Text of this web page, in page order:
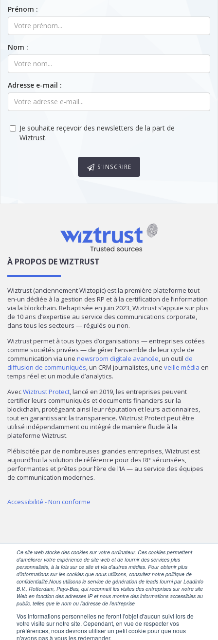
Ce site web stocke des cookies sur votre ordinateur. Ces cookies permettent
d'améliorer votre expérience de site web et de fournir des services plus
personnalisés, à la fois sur ce site et via d'autres médias. Pour obtenir plus
d'informations sur les cookies que nous utilisons, consultez notre politique de
confidentialité.Nous utilisons le service de génération de leads fourni par Leadinfo
B.V., Rotterdam, Pays-Bas, qui reconnaît les visites des entreprises sur notre site
Web en fonction des adresses IP et nous montre des informations accessibles au
public, telles que le nom ou l’adresse de l’entreprise
Vos informations personnelles ne feront l'objet d'aucun suivi lors de
votre visite sur notre site. Cependant, en vue de respecter vos
préférences, nous devrons utiliser un petit cookie pour que nous
n'ayons pas à vous les redemander.
Prénom :
Nom :
Adresse e-mail :
Je souhaite reçevoir des newsletters de la part de
Wiztrust.
S'INSCRIRE
À PROPOS DE WIZTRUST
Wiztrust (anciennement Wiztopic) est la première plateforme tout-
en-un dédiée à la gestion des RP et à la certification de l’information
via la blockchain. Rebaptisée en juin 2023, Wiztrust s’appuie sur plus
de 10 ans d’expertise au service des communications corporate,
dans tous les secteurs — régulés ou non.
Wiztrust permet à tous types d’organisations — entreprises cotées
comme sociétés privées — de gérer l’ensemble de leur cycle de
communication via une newsroom digitale avancée, un outil de
diffusion de communiqués, un CRM journalistes, une veille média en
temps réel et un module d’analytics.
AvecWiztrust Protect, lancé en 2019, les entreprises peuvent
certifier leurs communiqués et documents financiers sur la
blockchain, protégeant ainsi leur réputation et leurs actionnaires,
tout en garantissant la transparence. Wiztrust Protect peut être
utilisé indépendamment ou intégré de manière fluide à la
plateforme Wiztrust.
Plébiscitée par de nombreuses grandes entreprises, Wiztrust est
aujourd’hui la solution de référence pour des RP sécurisées,
performantes et prêtes pour l’ère de l’IA — au service des équipes
de communication modernes.
Accessibilité - Non conforme
SUIVEZ-NOUS